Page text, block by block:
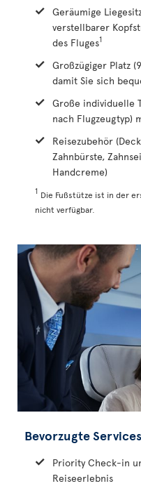
Geräumige
verstellbarer
des Fluges1
Großzügiger Platz
damit Sie sich
Große individuelle
nach Flugzeugtyp)
Reisezubehör
Zahnbürste,
Handcreme)
1 Die Fußstütze ist in der
nicht verfügbar.
Bevorzugte Services
Priority Check-in
Reiseerlebnis